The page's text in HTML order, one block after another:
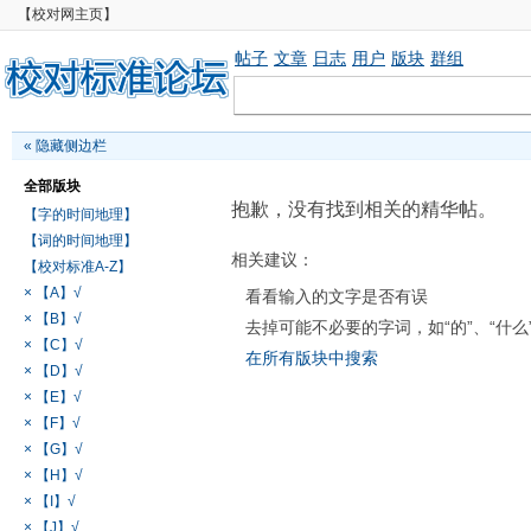
【校对网主页】
帖子 文章 日志 用户 版块 群组
« 隐藏侧边栏
全部版块
【字的时间地理】
【词的时间地理】
【校对标准A-Z】
× 【A】√
× 【B】√
× 【C】√
× 【D】√
× 【E】√
× 【F】√
× 【G】√
× 【H】√
× 【I】√
× 【J】√
抱歉，没有找到相关的精华帖。
相关建议：
看看输入的文字是否有误
去掉可能不必要的字词，如“的”、“什么
在所有版块中搜索